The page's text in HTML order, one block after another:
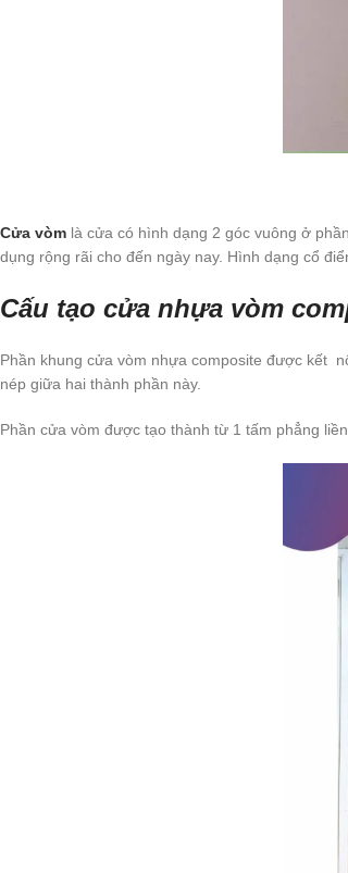
Cửa vòm là cửa có hình dạng 2 góc vuông ở
dụng rộng rãi cho đến ngày nay. Hình dạng cổ
Cấu tạo cửa nhựa vòm
Phần khung cửa vòm nhựa composite được kết
nép giữa hai thành phần này.
Phần cửa vòm được tạo thành từ 1 tấm phẳng